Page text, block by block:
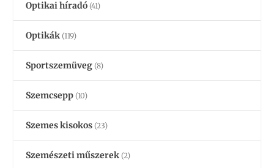
Optikai híradó (41)
Optikák (119)
Sportszemüveg (8)
Szemcsepp (10)
Szemes kisokos (23)
Szemészeti műszerek (2)